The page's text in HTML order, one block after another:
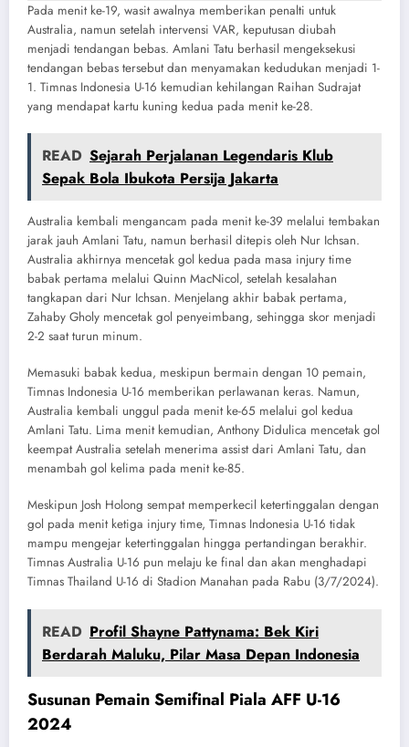
Pada menit ke-19, wasit awalnya memberikan penalti untuk
Australia, namun setelah intervensi VAR, keputusan diubah
menjadi tendangan bebas. Amlani Tatu berhasil mengeksekusi
tendangan bebas tersebut dan menyamakan kedudukan menjadi 1-
1. Timnas Indonesia U-16 kemudian kehilangan Raihan Sudrajat
yang mendapat kartu kuning kedua pada menit ke-28.
READ Sejarah Perjalanan Legendaris Klub
Sepak Bola Ibukota Persija Jakarta
Australia kembali mengancam pada menit ke-39 melalui tembakan
jarak jauh Amlani Tatu, namun berhasil ditepis oleh Nur Ichsan.
Australia akhirnya mencetak gol kedua pada masa injury time
babak pertama melalui Quinn MacNicol, setelah kesalahan
tangkapan dari Nur Ichsan. Menjelang akhir babak pertama,
Zahaby Gholy mencetak gol penyeimbang, sehingga skor menjadi
2-2 saat turun minum.
Memasuki babak kedua, meskipun bermain dengan 10 pemain,
Timnas Indonesia U-16 memberikan perlawanan keras. Namun,
Australia kembali unggul pada menit ke-65 melalui gol kedua
Amlani Tatu. Lima menit kemudian, Anthony Didulica mencetak gol
keempat Australia setelah menerima assist dari Amlani Tatu, dan
menambah gol kelima pada menit ke-85.
Meskipun Josh Holong sempat memperkecil ketertinggalan dengan
gol pada menit ketiga injury time, Timnas Indonesia U-16 tidak
mampu mengejar ketertinggalan hingga pertandingan berakhir.
Timnas Australia U-16 pun melaju ke final dan akan menghadapi
Timnas Thailand U-16 di Stadion Manahan pada Rabu (3/7/2024).
READ Profil Shayne Pattynama: Bek Kiri
Berdarah Maluku, Pilar Masa Depan Indonesia
Susunan Pemain Semifinal Piala AFF U-16
2024